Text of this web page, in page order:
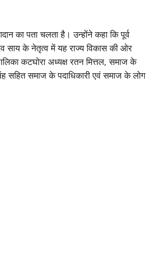
का पता चलता है। उन्होंने कहा कि पूर्व
साय के नेतृत्व में यह राज्य विकास की ओर
कटघोरा अध्यक्ष रतन मित्तल, समाज के
सहित समाज के पदाधिकारी एवं समाज के लोग